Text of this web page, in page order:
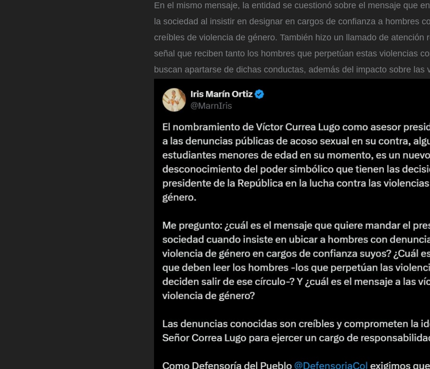
En el mismo mensaje, la entidad se cuestionó sobre el mensaje que
la sociedad al insistir en designar en cargos de confianza a hombres
creíbles de violencia de género. También hizo un llamado de atención
señal que reciben tanto los hombres que perpetúan estas violencias
buscan apartarse de dichas conductas, además del impacto sobre las